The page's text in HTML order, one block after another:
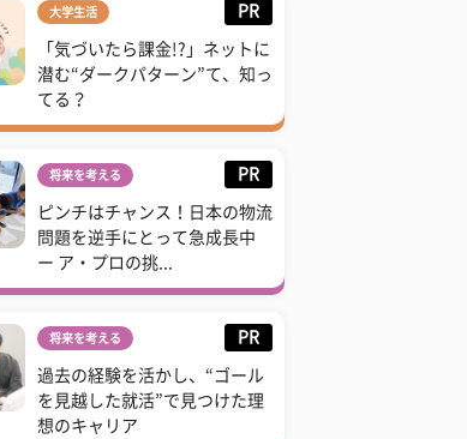
大学生活 PR
「気づいたら課金!?」ネットに
潜む“ダークパターン”て、知っ
てる？
将来を考える PR
ピンチはチャンス！日本の物流
問題を逆手にとって急成長中
ー ア・プロの挑...
将来を考える PR
過去の経験を活かし、“ゴール
を見越した就活”で見つけた理
想のキャリア